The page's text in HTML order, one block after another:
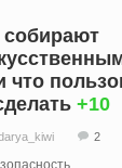
собирают
что
+10
2